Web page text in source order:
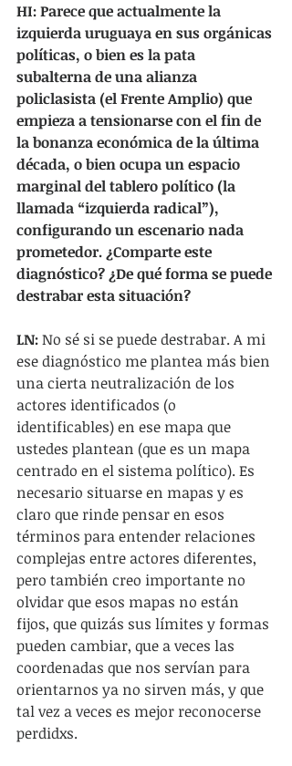
HI: Parece que actualmente la
izquierda uruguaya en sus orgánicas
políticas, o bien es la pata
subalterna de una alianza
policlasista (el Frente Amplio) que
empieza a tensionarse con el fin de
la bonanza económica de la última
década, o bien ocupa un espacio
marginal del tablero político (la
llamada “izquierda radical”),
configurando un escenario nada
prometedor. ¿Comparte este
diagnóstico? ¿De qué forma se puede
destrabar esta situación?
LN: No sé si se puede destrabar. A mi
ese diagnóstico me plantea más bien
una cierta neutralización de los
actores identificados (o
identificables) en ese mapa que
ustedes plantean (que es un mapa
centrado en el sistema político). Es
necesario situarse en mapas y es
claro que rinde pensar en esos
términos para entender relaciones
complejas entre actores diferentes,
pero también creo importante no
olvidar que esos mapas no están
fijos, que quizás sus límites y formas
pueden cambiar, que a veces las
coordenadas que nos servían para
orientarnos ya no sirven más, y que
tal vez a veces es mejor reconocerse
perdidxs.